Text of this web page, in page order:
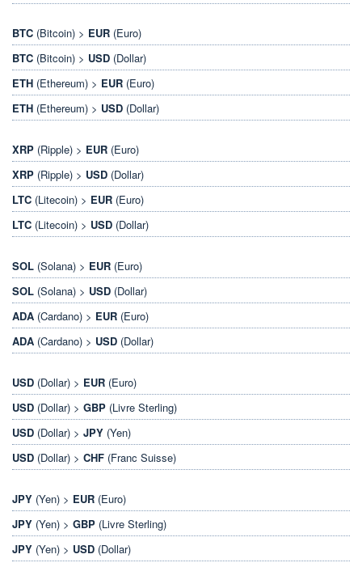
BTC (Bitcoin) > EUR (Euro)
BTC (Bitcoin) > USD (Dollar)
ETH (Ethereum) > EUR (Euro)
ETH (Ethereum) > USD (Dollar)
XRP (Ripple) > EUR (Euro)
XRP (Ripple) > USD (Dollar)
LTC (Litecoin) > EUR (Euro)
LTC (Litecoin) > USD (Dollar)
SOL (Solana) > EUR (Euro)
SOL (Solana) > USD (Dollar)
ADA (Cardano) > EUR (Euro)
ADA (Cardano) > USD (Dollar)
USD (Dollar) > EUR (Euro)
USD (Dollar) > GBP (Livre Sterling)
USD (Dollar) > JPY (Yen)
USD (Dollar) > CHF (Franc Suisse)
JPY (Yen) > EUR (Euro)
JPY (Yen) > GBP (Livre Sterling)
JPY (Yen) > USD (Dollar)